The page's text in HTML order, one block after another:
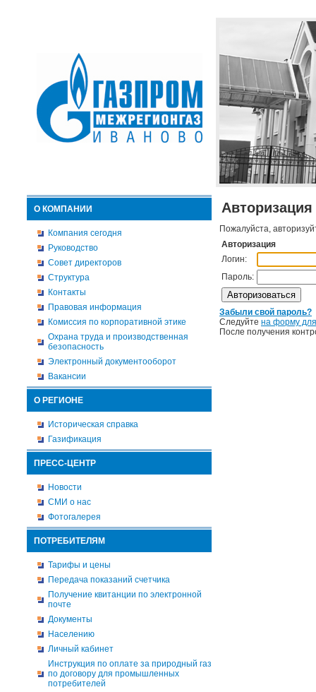
О КОМПАНИИ
Компания сегодня
Руководство
Совет директоров
Структура
Контакты
Правовая информация
Комиссия по корпоративной этике
Охрана труда и производственная
безопасность
Электронный документооборот
Вакансии
О РЕГИОНЕ
Историческая справка
Газификация
ПРЕСС-ЦЕНТР
Новости
СМИ о нас
Фотогалерея
ПОТРЕБИТЕЛЯМ
Тарифы и цены
Передача показаний счетчика
Получение квитанции по электронной
почте
Документы
Населению
Личный кабинет
Инструкция по оплате за природный газ
по договору для промышленных
потребителей
Авторизация
Пожалуйста,
Авторизация
Логин:
Пароль:
Забыли свой пароль?
Следуйте на форму
После получения